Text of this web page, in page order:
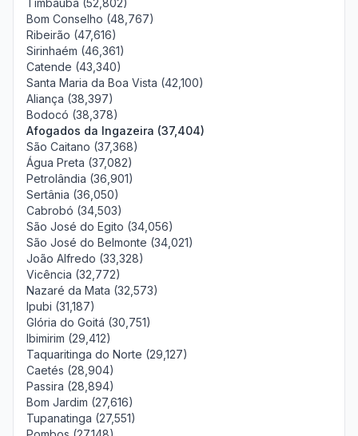
Timbaúba (52,802)
Bom Conselho (48,767)
Ribeirão (47,616)
Sirinhaém (46,361)
Catende (43,340)
Santa Maria da Boa Vista (42,100)
Aliança (38,397)
Bodocó (38,378)
Afogados da Ingazeira (37,404)
São Caitano (37,368)
Água Preta (37,082)
Petrolândia (36,901)
Sertânia (36,050)
Cabrobó (34,503)
São José do Egito (34,056)
São José do Belmonte (34,021)
João Alfredo (33,328)
Vicência (32,772)
Nazaré da Mata (32,573)
Ipubi (31,187)
Glória do Goitá (30,751)
Ibimirim (29,412)
Taquaritinga do Norte (29,127)
Caetés (28,904)
Passira (28,894)
Bom Jardim (27,616)
Tupanatinga (27,551)